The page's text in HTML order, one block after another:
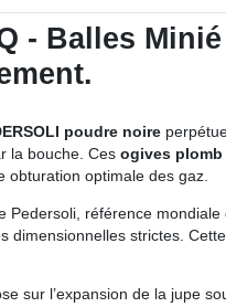
- Balles
poudre noire
la bouche. Ces ogives plomb
obturation optimale des gaz.
Pedersoli, référence
dimensionnelles strictes.
sur l’expansion de la jupe